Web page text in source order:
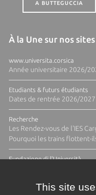
A BUTTEGUCCIA
À la Une sur nos
www.universita.corsica
Année universitaire 2026/
Etudiants & futurs étudiants
Dates de rentrée 2026/2027
Recherche
Les Rendez-vous de l'IES
Pourquoi les trains flottent-
Fundazione di l'Università
This site